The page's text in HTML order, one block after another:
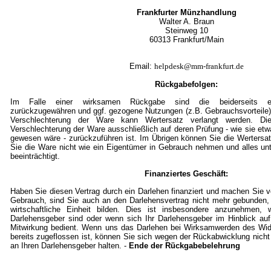
Frankfurter Münzhandlung
Walter A. Braun
Steinweg 10
60313 Frankfurt/Main
Email: helpdesk@mm-frankfurt.de
Rückgabefolgen:
Im Falle einer wirksamen Rückgabe sind die beiderseits
zurückzugewähren und ggf. gezogene Nutzungen (z.B.
Verschlechterung der Ware kann Wertersatz verlangt werden.
Verschlechterung der Ware ausschließlich auf deren Prüfung - wie sie
gewesen wäre - zurückzuführen ist. Im Übrigen können Sie die
Sie die Ware nicht wie ein Eigentümer in Gebrauch nehmen und alles
beeinträchtigt.
Finanziertes Geschäft:
Haben Sie diesen Vertrag durch ein Darlehen finanziert und machen Sie
Gebrauch, sind Sie auch an den Darlehensvertrag nicht mehr
wirtschaftliche Einheit bilden. Dies ist insbesondere anzunehmen,
Darlehensgeber sind oder wenn sich Ihr Darlehensgeber im Hinblick
Mitwirkung bedient. Wenn uns das Darlehen bei Wirksamwerden des
bereits zugeflossen ist, können Sie sich wegen der Rückabwicklung
an Ihren Darlehensgeber halten. - Ende der Rückgabebelehrung